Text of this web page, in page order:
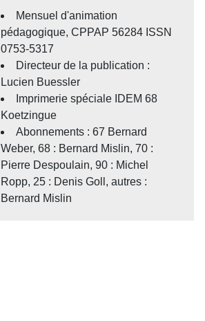
Mensuel d'animation
pédagogique, CPPAP 56284 ISSN
0753-5317
Directeur de la publication :
Lucien Buessler
Imprimerie spéciale IDEM 68
Koetzingue
Abonnements : 67 Bernard
Weber, 68 : Bernard Mislin, 70 :
Pierre Despoulain, 90 : Michel
Ropp, 25 : Denis Goll, autres :
Bernard Mislin